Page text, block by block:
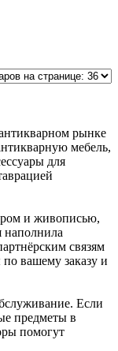
рынке
мебель,
для
и живописью,
наполнила
связям
вашему заказу и
Если
предметы в
помогут